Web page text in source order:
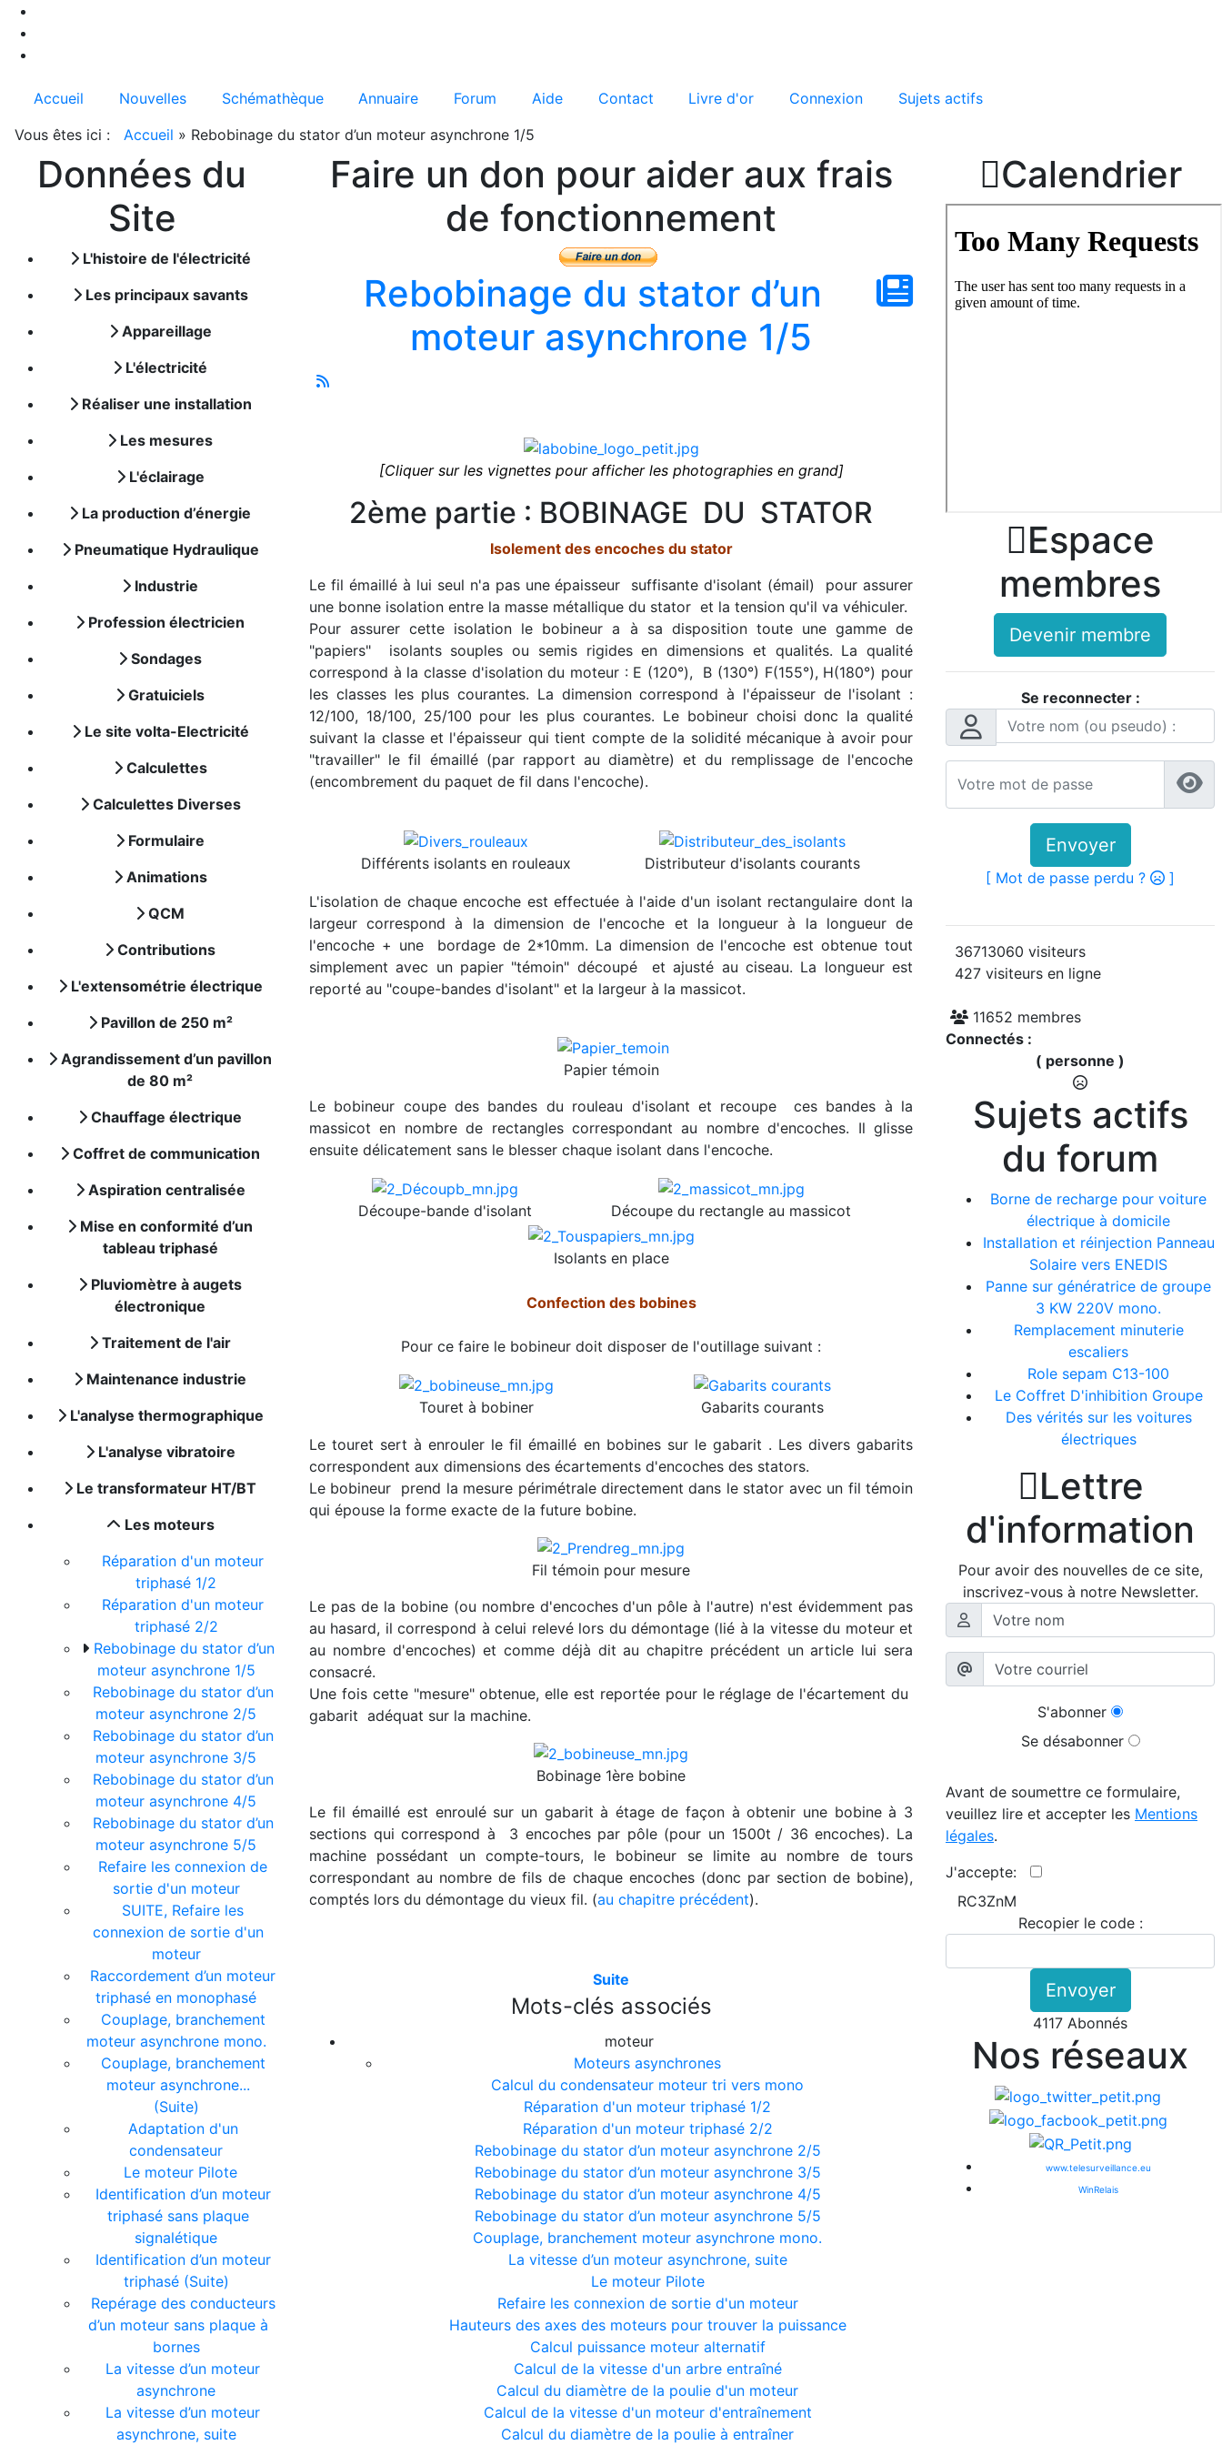
Accueil Nouvelles Schémathèque Annuaire Forum Aide Contact Livre d'or Connexion
Sujets actifs
Vous êtes ici :
Accueil » Rebobinage du stator d’un moteur asynchrone 1/5
Données du
Site
L'histoire de l'électricité
Les principaux savants
Appareillage
L'électricité
Réaliser une installation
Les mesures
L'éclairage
La production d’énergie
Pneumatique Hydraulique
Industrie
Profession électricien
Sondages
Gratuiciels
Le site volta-Electricité
Calculettes
Calculettes Diverses
Formulaire
Animations
QCM
Contributions
L'extensométrie électrique
Pavillon de 250 m²
Agrandissement d’un pavillon
de 80 m²
Chauffage électrique
Coffret de communication
Aspiration centralisée
Mise en conformité d’un
tableau triphasé
Pluviomètre à augets
électronique
Traitement de l'air
Maintenance industrie
L'analyse thermographique
L'analyse vibratoire
Le transformateur HT/BT
Les moteurs
Réparation d'un moteur
triphasé 1/2
Réparation d'un moteur
triphasé 2/2
Rebobinage du stator d’un
moteur asynchrone 1/5
Rebobinage du stator d’un
moteur asynchrone 2/5
Rebobinage du stator d’un
moteur asynchrone 3/5
Rebobinage du stator d’un
moteur asynchrone 4/5
Rebobinage du stator d’un
moteur asynchrone 5/5
Refaire les connexion de
sortie d'un moteur
SUITE, Refaire les
connexion de sortie d'un
moteur
Raccordement d’un moteur
triphasé en monophasé
Couplage, branchement
moteur asynchrone mono.
Couplage, branchement
moteur asynchrone...
(Suite)
Adaptation d'un
condensateur
Le moteur Pilote
Identification d’un moteur
triphasé sans plaque
signalétique
Identification d’un moteur
triphasé (Suite)
Repérage des conducteurs
d’un moteur sans plaque à
bornes
La vitesse d’un moteur
asynchrone
La vitesse d’un moteur
asynchrone, suite
Faire un don pour aider aux frais
de fonctionnement
Rebobinage du stator d’un
moteur asynchrone 1/5
[Cliquer sur les vignettes pour afficher les photographies en grand]
2ème partie : BOBINAGE DU STATOR
Isolement des encoches du stator
Le fil émaillé à lui seul n'a pas une épaisseur suffisante d'isolant (émail) pour assurer
une bonne isolation entre la masse métallique du stator et la tension qu'il va véhiculer.
Pour assurer cette isolation le bobineur a à sa disposition toute une gamme de
"papiers" isolants souples ou semis rigides en dimensions et qualités. La qualité
correspond à la classe d'isolation du moteur : E (120°), B (130°) F(155°), H(180°) pour
les classes les plus courantes. La dimension correspond à l'épaisseur de l'isolant :
12/100, 18/100, 25/100 pour les plus courantes. Le bobineur choisi donc la qualité
suivant la classe et l'épaisseur qui tient compte de la solidité mécanique à avoir pour
"travailler" le fil émaillé (par rapport au diamètre) et du remplissage de l'encoche
(encombrement du paquet de fil dans l'encoche).
Différents isolants en rouleaux Distributeur d'isolants courants
L'isolation de chaque encoche est effectuée à l'aide d'un isolant rectangulaire dont la
largeur correspond à la dimension de l'encoche et la longueur à la longueur de
l'encoche + une bordage de 2*10mm. La dimension de l'encoche est obtenue tout
simplement avec un papier "témoin" découpé et ajusté au ciseau. La longueur est
reporté au "coupe-bandes d'isolant" et la largeur à la massicot.
Papier témoin
Le bobineur coupe des bandes du rouleau d'isolant et recoupe ces bandes à la
massicot en nombre de rectangles correspondant au nombre d'encoches. Il glisse
ensuite délicatement sans le blesser chaque isolant dans l'encoche.
Découpe-bande d'isolant Découpe du rectangle au massicot
Isolants en place
Confection des bobines
Pour ce faire le bobineur doit disposer de l'outillage suivant :
Touret à bobiner Gabarits courants
Le touret sert à enrouler le fil émaillé en bobines sur le gabarit . Les divers gabarits
correspondent aux dimensions des écartements d'encoches des stators.
Le bobineur prend la mesure périmétrale directement dans le stator avec un fil témoin
qui épouse la forme exacte de la future bobine.
Fil témoin pour mesure
Le pas de la bobine (ou nombre d'encoches d'un pôle à l'autre) n'est évidemment pas
au hasard, il correspond à celui relevé lors du démontage (lié à la vitesse du moteur et
au nombre d'encoches) et comme déjà dit au chapitre précédent un article lui sera
consacré.
Une fois cette "mesure" obtenue, elle est reportée pour le réglage de l'écartement du
gabarit adéquat sur la machine.
Bobinage 1ère bobine
Le fil émaillé est enroulé sur un gabarit à étage de façon à obtenir une bobine à 3
sections qui correspond à 3 encoches par pôle (pour un 1500t / 36 encoches). La
machine possédant un compte-tours, le bobineur se limite au nombre de tours
correspondant au nombre de fils de chaque encoches (donc par section de bobine),
comptés lors du démontage du vieux fil. (au chapitre précédent).
Suite
Mots-clés associés
moteur
Moteurs asynchrones
Calcul du condensateur moteur tri vers mono
Réparation d'un moteur triphasé 1/2
Réparation d'un moteur triphasé 2/2
Rebobinage du stator d’un moteur asynchrone 2/5
Rebobinage du stator d’un moteur asynchrone 3/5
Rebobinage du stator d’un moteur asynchrone 4/5
Rebobinage du stator d’un moteur asynchrone 5/5
Couplage, branchement moteur asynchrone mono.
La vitesse d’un moteur asynchrone, suite
Le moteur Pilote
Refaire les connexion de sortie d'un moteur
Hauteurs des axes des moteurs pour trouver la puissance
Calcul puissance moteur alternatif
Calcul de la vitesse d'un arbre entraîné
Calcul du diamètre de la poulie d'un moteur
Calcul de la vitesse d'un moteur d'entraînement
Calcul du diamètre de la poulie à entraîner
Calendrier
Espace
membres
Devenir membre
Se reconnecter :
Envoyer
[ Mot de passe perdu ? ]
36713060 visiteurs
427 visiteurs en ligne
11652 membres
Connectés :
( personne )
Sujets actifs
du forum
Borne de recharge pour voiture
électrique à domicile
Installation et réinjection Panneau
Solaire vers ENEDIS
Panne sur génératrice de groupe
3 KW 220V mono.
Remplacement minuterie
escaliers
Role sepam C13-100
Le Coffret D'inhibition Groupe
Des vérités sur les voitures
électriques
Lettre
d'information
Pour avoir des nouvelles de ce site,
inscrivez-vous à notre Newsletter.
S'abonner
Se désabonner
Avant de soumettre ce formulaire,
veuillez lire et accepter les Mentions
légales.
J'accepte:
RC3ZnM
Recopier le code :
Envoyer
4117 Abonnés
Nos réseaux
www.telesurveillance.eu
WinRelais